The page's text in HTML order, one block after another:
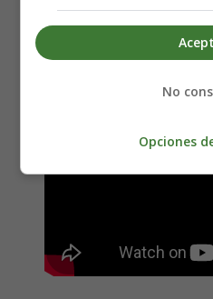
No
Opciones